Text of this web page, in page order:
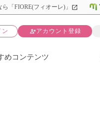
「FIORE(フィオーレ)」 open_in_new
ン person_addアカウント登録
めコンテンツ